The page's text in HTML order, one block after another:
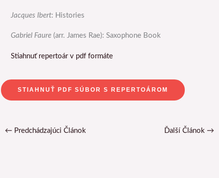
Jacques Ibert: Histories
Gabriel Faure (arr. James Rae): Saxophone Book
Stiahnuť repertoár v pdf formáte
STIAHNUŤ PDF SÚBOR S REPERTOÁROM
← Predchádzajúci Článok Ďalší Článok →